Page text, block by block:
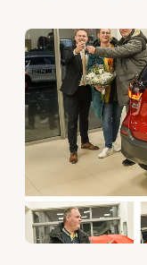
Over ons
Webshop
Contact